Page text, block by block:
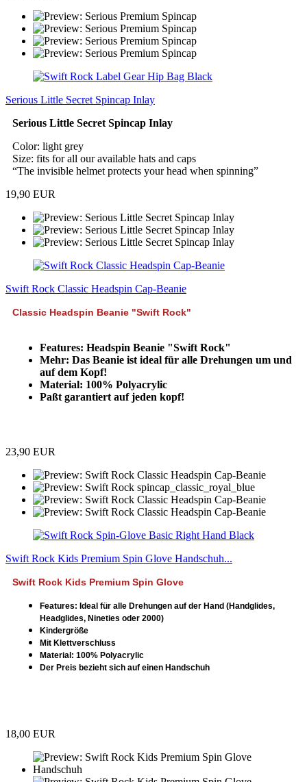
Serious Little Secret Spincap Inlay
Serious Little Secret Spincap Inlay
Color: light grey
Size: fits for all our available hats and caps
“The invisible helmet protects your head when spinning”
19,90 EUR
Swift Rock Classic Headspin Cap-Beanie
Classic Headspin Beanie "Swift Rock"
Features: Headspin Beanie "Swift Rock"
Mehr: Das Beanie ist ideal für alle Drehungen um und
auf dem Kopf!
Material: 100% Polyacrylic
Paßt garantiert auf jeden kopf!
23,90 EUR
Swift Rock Kids Premium Spin Glove Handschuh...
Swift Rock Kids Premium Spin Glove
Features: Ideal für alle Drehungen auf der Hand (Handglides,
Headglides, Nineties oder 2000)
Kindergröße
Mit Klettverschluss
Material: 100% Polyacrylic
Der Preis bezieht sich auf einen Handschuh
18,00 EUR